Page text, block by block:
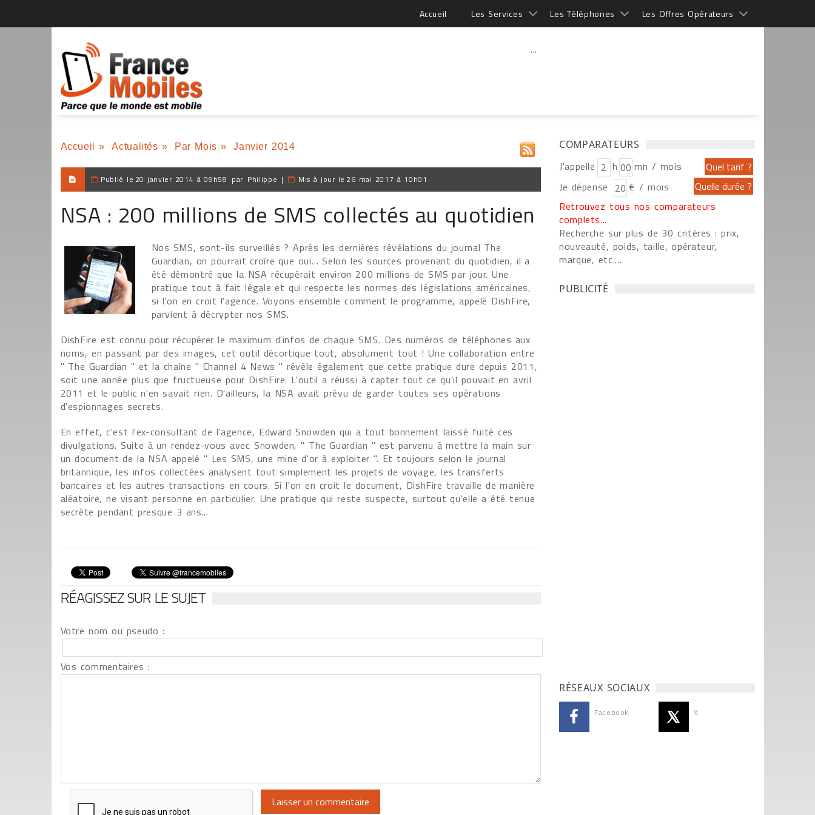
Accueil Les Services Les Téléphones Les Offres Opérateurs
...
Accueil » Actualités » Par Mois » Janvier 2014
Publié le 20 janvier 2014 à 09h58 par Philippe | Mis à jour le 26 mai 2017 à 10h01
NSA : 200 millions de SMS collectés au quotidien
Nos SMS, sont-ils surveillés ? Après les dernières révélations du journal The
Guardian, on pourrait croîre que oui… Selon les sources provenant du quotidien, il a
été démontré que la NSA récupérait environ 200 millions de SMS par jour. Une
pratique tout à fait légale et qui respecte les normes des législations américaines,
si l'on en croit l'agence. Voyons ensemble comment le programme, appelé DishFire,
parvient à décrypter nos SMS.
DishFire est connu pour récupérer le maximum d'infos de chaque SMS. Des numéros de téléphones aux
noms, en passant par des images, cet outil décortique tout, absolument tout ! Une collaboration entre
" The Guardian " et la chaîne " Channel 4 News " révèle également que cette pratique dure depuis 2011,
soit une année plus que fructueuse pour DishFire. L'outil a réussi à capter tout ce qu'il pouvait en avril
2011 et le public n'en savait rien. D'ailleurs, la NSA avait prévu de garder toutes ses opérations
d'espionnages secrets.
En effet, c'est l'ex-consultant de l'agence, Edward Snowden qui a tout bonnement laissé fuité ces
divulgations. Suite à un rendez-vous avec Snowden, " The Guardian " est parvenu à mettre la main sur
un document de la NSA appelé " Les SMS, une mine d'or à exploiter ". Et toujours selon le journal
britannique, les infos collectées analysent tout simplement les projets de voyage, les transferts
bancaires et les autres transactions en cours. Si l'on en croit le document, DishFire travaille de manière
aléatoire, ne visant personne en particulier. Une pratique qui reste suspecte, surtout qu'elle a été tenue
secrète pendant presque 3 ans…
RÉAGISSEZ SUR LE SUJET
Votre nom ou pseudo :
Vos commentaires :
COMPARATEURS
J'appelle h
mn / mois
Je dépense
€ / mois
Retrouvez tous nos comparateurs
complets...
Recherche sur plus de 30 critères : prix,
nouveauté, poids, taille, opérateur,
marque, etc....
PUBLICITÉ
RÉSEAUX SOCIAUX
Facebook X